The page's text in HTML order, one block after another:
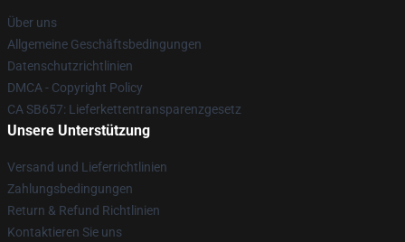
Über uns
Allgemeine Geschäftsbedingungen
Datenschutzrichtlinien
DMCA - Copyright Policy
CA SB657: Lieferkettentransparenzgesetz
Unsere Unterstützung
Versand und Lieferrichtlinien
Zahlungsbedingungen
Return & Refund Richtlinien
Kontaktieren Sie uns